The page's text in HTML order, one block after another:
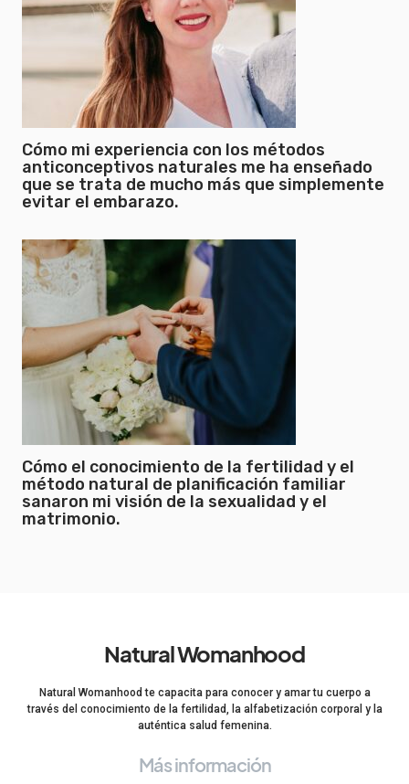
Cómo mi experiencia con los métodos
anticonceptivos naturales me ha enseñado
que se trata de mucho más que simplemente
evitar el embarazo.
Cómo el conocimiento de la fertilidad y el
método natural de planificación familiar
sanaron mi visión de la sexualidad y el
matrimonio.
Natural Womanhood
Natural Womanhood te capacita para conocer y amar tu cuerpo a
través del conocimiento de la fertilidad, la alfabetización corporal y la
auténtica salud femenina.
Más información